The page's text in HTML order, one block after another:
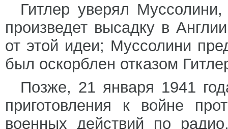
Гитлер уверял
произведет высадку в
от этой идеи; Муссолини
был оскорблен отказом
Позже, 21 января 1941
приготовления к войне
военных действий по